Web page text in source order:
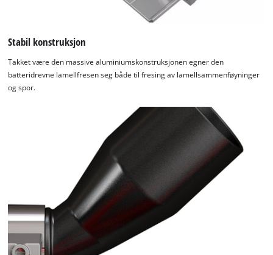
This content is not permitted to load due
to trackers that are not disclosed to the
the site with their CMP to add this content
to the list of technologies used.
Powered byUsercentrics Consent
Stabil konstruksjon
Takket være den massive aluminiumskonstruksjonen egner den
batteridrevne lamellfresen seg både til fresing av lamellsammenføyninger
og spor.